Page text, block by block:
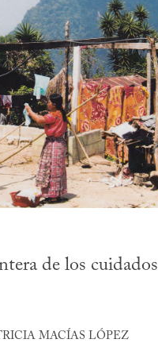
de los cuidados
MACÍAS LÓPEZ